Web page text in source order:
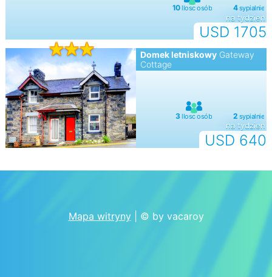
USD 1705
na tydzien
Domek letniskowyGateway
Cottage
USD 640
na tydzien
Mapa witryny| © by vacaroy